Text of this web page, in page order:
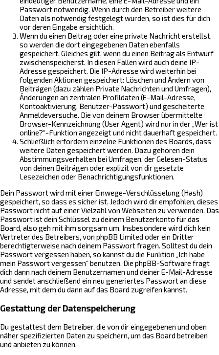
Passwort notwendig. Wenn durch den Betreiber weitere
Daten als notwendig festgelegt wurden, so ist dies für dich
vor deren Eingabe ersichtlich.
Wenn du einen Beitrag oder eine private Nachricht erstellst,
so werden die dort eingegebenen Daten ebenfalls
gespeichert. Gleiches gilt, wenn du einen Beitrag als Entwurf
zwischenspeicherst. In diesen Fällen wird auch deine IP-
Adresse gespeichert. Die IP-Adresse wird weiterhin bei
folgenden Aktionen gespeichert: Löschen und Ändern von
Beiträgen (dazu zählen Private Nachrichten und Umfragen),
Änderungen an zentralen Profildaten (E-Mail-Adresse,
Kontoaktivierung, Benutzer-Passwort) und gescheiterte
Anmeldeversuche. Die von deinem Browser übermittelte
Browser-Kennzeichnung (User Agent) wird nur in der „Wer ist
online?“-Funktion angezeigt und nicht dauerhaft gespeichert.
Schließlich erfordern einzelne Funktionen des Boards, dass
weitere Daten gespeichert werden. Dazu gehören dein
Abstimmungsverhalten bei Umfragen, der Gelesen-Status
von deinen Beiträgen oder explizit von dir gesetzte
Lesezeichen oder Benachrichtigungsfunktionen.
Dein Passwort wird mit einer Einwege-Verschlüsselung (Hash)
gespeichert, so dass es sicher ist. Jedoch wird dir empfohlen, dieses
Passwort nicht auf einer Vielzahl von Webseiten zu verwenden. Das
Passwort ist dein Schlüssel zu deinem Benutzerkonto für das
Board, also geh mit ihm sorgsam um. Insbesondere wird dich kein
Vertreter des Betreibers, von phpBB Limited oder ein Dritter
berechtigterweise nach deinem Passwort fragen. Solltest du dein
Passwort vergessen haben, so kannst du die Funktion „Ich habe
mein Passwort vergessen“ benutzen. Die phpBB-Software fragt
dich dann nach deinem Benutzernamen und deiner E-Mail-Adresse
und sendet anschließend ein neu generiertes Passwort an diese
Adresse, mit dem du dann auf das Board zugreifen kannst.
Gestattung der Datenspeicherung
Du gestattest dem Betreiber, die von dir eingegebenen und oben
näher spezifizierten Daten zu speichern, um das Board betreiben
und anbieten zu können.